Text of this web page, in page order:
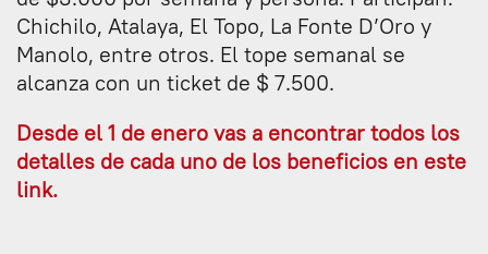
Chichilo, Atalaya, El Topo, La Fonte D’Oro y
Manolo, entre otros. El tope semanal se
alcanza con un ticket de $ 7.500.
Desde el 1 de enero vas a encontrar todos los
detalles de cada uno de los beneficios en este
link.